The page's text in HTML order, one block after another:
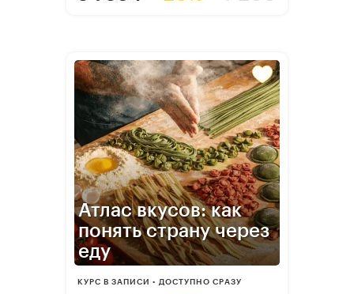
Атлас вкусов: как
понять страну через
еду
КУРС В ЗАПИСИ • ДОСТУПНО СРАЗУ